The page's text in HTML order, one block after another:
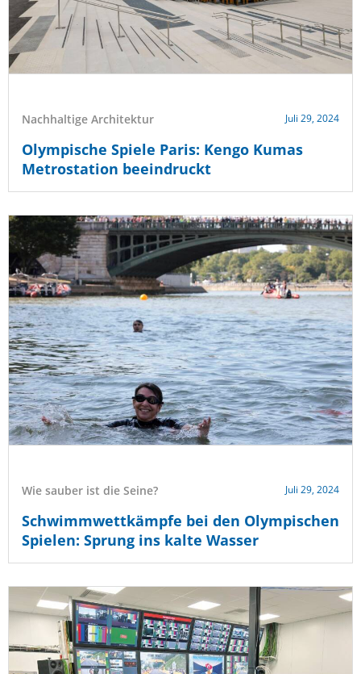
Nachhaltige Architektur Juli 29, 2024
Olympische Spiele Paris: Kengo Kumas
Metrostation beeindruckt
Wie sauber ist die Seine? Juli 29, 2024
Schwimmwettkämpfe bei den Olympischen
Spielen: Sprung ins kalte Wasser